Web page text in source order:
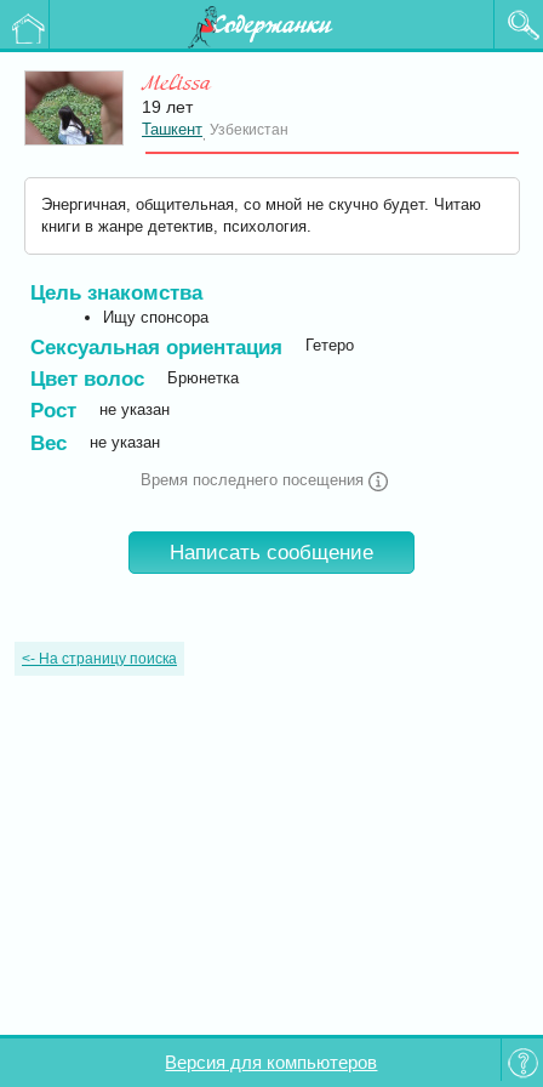
Содержанки
Melissa
19 лет
Ташкент Узбекистан
Энергичная, общительная, со мной не скучно будет. Читаю
книги в жанре детектив, психология.
Цель знакомства
Ищу спонсора
Сексуальная ориентация Гетеро
Цвет волос Брюнетка
Рост не указан
Вес не указан
Время последнего посещения
Написать сообщение
<- На страницу поиска
Версия для компьютеров